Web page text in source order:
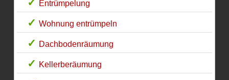
Entrümpelung
Wohnung entrümpeln
Dachbodenräumung
Kellerberäumung